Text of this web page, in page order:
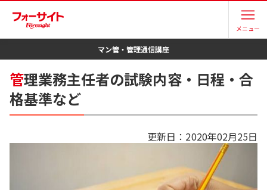
メニュー
マン管・管理通信講座
管理業務主任者の試験内容・日程・合
格基準など
更新日： 2020年02月25日